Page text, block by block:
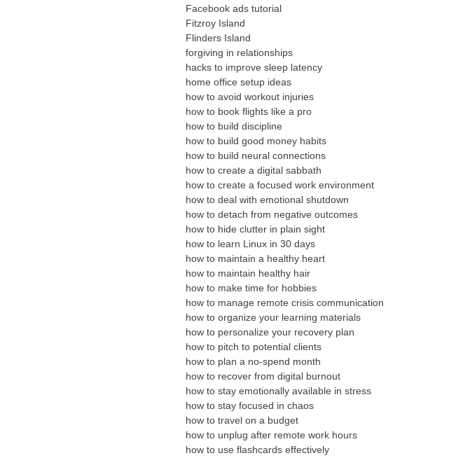
Facebook ads tutorial
Fitzroy Island
Flinders Island
forgiving in relationships
hacks to improve sleep latency
home office setup ideas
how to avoid workout injuries
how to book flights like a pro
how to build discipline
how to build good money habits
how to build neural connections
how to create a digital sabbath
how to create a focused work environment
how to deal with emotional shutdown
how to detach from negative outcomes
how to hide clutter in plain sight
how to learn Linux in 30 days
how to maintain a healthy heart
how to maintain healthy hair
how to make time for hobbies
how to manage remote crisis communication
how to organize your learning materials
how to personalize your recovery plan
how to pitch to potential clients
how to plan a no-spend month
how to recover from digital burnout
how to stay emotionally available in stress
how to stay focused in chaos
how to travel on a budget
how to unplug after remote work hours
how to use flashcards effectively